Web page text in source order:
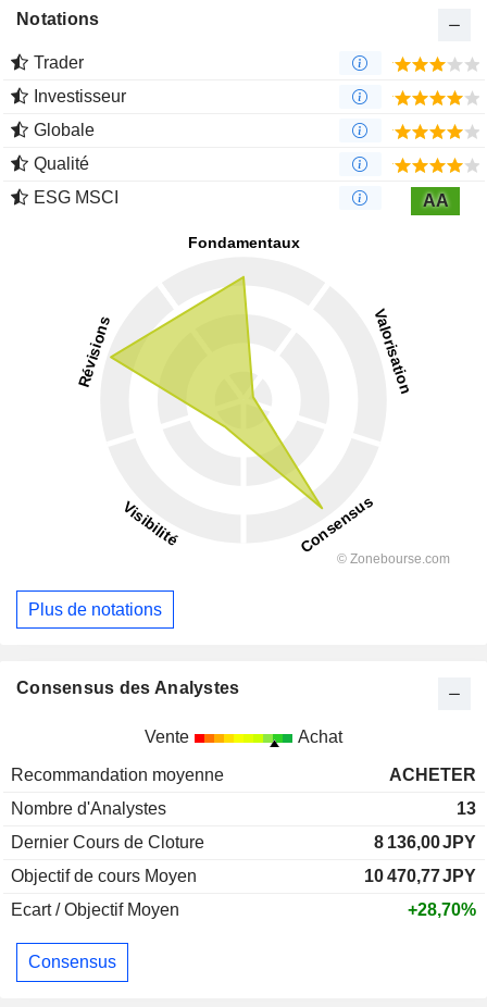
Notations
Trader
Investisseur
Globale
Qualité
ESG MSCI
AA
Plus de notations
Consensus des Analystes
Vente Achat
Recommandation moyenne
ACHETER
Nombre d'Analystes
13
Dernier Cours de Cloture
8 136,00JPY
Objectif de cours Moyen
10 470,77JPY
Ecart / Objectif Moyen
+28,70%
Consensus